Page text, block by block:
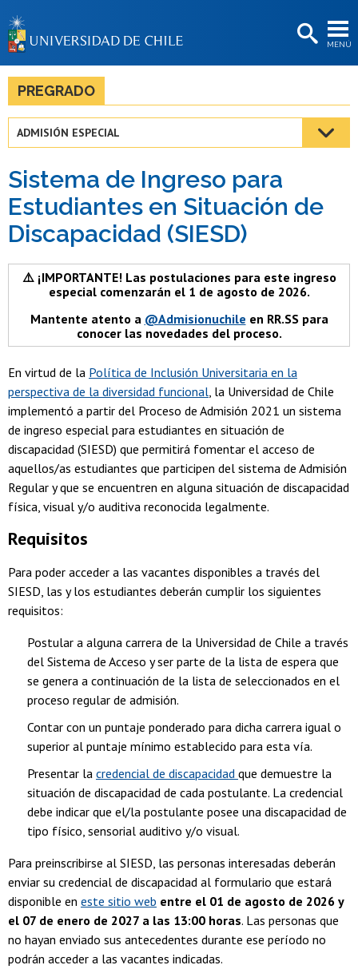
MENÚ
BIBLIOTECAS
Estudiantes
Académicas/os
Funcionarias/os
Egresadas/os
PREGRADO
ADMISIÓN ESPECIAL
Sistema de Ingreso para
Estudiantes en Situación de
Discapacidad (SIESD)
⚠️ ¡IMPORTANTE! Las postulaciones para este ingreso
especial comenzarán el 1 de agosto de 2026.
Mantente atento a @Admisionuchile en RR.SS para
conocer las novedades del proceso.
En virtud de la Política de Inclusión Universitaria en la
perspectiva de la diversidad funcional, la Universidad de Chile
implementó a partir del Proceso de Admisión 2021 un sistema
de ingreso especial para estudiantes en situación de
discapacidad (SIESD) que permitirá fomentar el acceso de
aquellos/as estudiantes que participen del sistema de Admisión
Regular y que se encuentren en alguna situación de discapacidad
física, visual y/o auditiva reconocida legalmente.
Requisitos
Para poder acceder a las vacantes disponibles a través del
SIESD, las y los estudiantes deberán cumplir los siguientes
requisitos:
Postular a alguna carrera de la Universidad de Chile a través
del Sistema de Acceso y ser parte de la lista de espera que
se genera a continuación de la lista de seleccionados en el
proceso regular de admisión.
Contar con un puntaje ponderado para dicha carrera igual o
superior al puntaje mínimo establecido para esta vía.
Presentar la credencial de discapacidad que demuestre la
situación de discapacidad de cada postulante. La credencial
debe indicar que el/la postulante posee una discapacidad de
tipo físico, sensorial auditivo y/o visual.
Para preinscribirse al SIESD, las personas interesadas deberán
enviar su credencial de discapacidad al formulario que estará
disponible en este sitio web entre el 01 de agosto de 2026 y
el 07 de enero de 2027 a las 13:00 horas. Las personas que
no hayan enviado sus antecedentes durante ese período no
podrán acceder a las vacantes indicadas.